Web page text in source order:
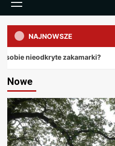
Menu
NAJNOWSZE
zakamarki?
Nowe